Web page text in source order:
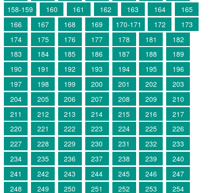
158-159
160 161 162 163 164
165
166
167 168 169 170-171 172
173
174
175 176 177 178 181
182
183
184 185 186 187 188
189
190
191 192 193 194 195
196
197
198 199 200 201 202
203
204
205 206 207 208 209
210
211
212 213 214 215 216
217
220
221 222 223 224 225
226
227
228 229 230 231 232
233
234
235 236 237 238 239
240
241
242 243 244 245 246
247
248
249 250 251 252 253 254